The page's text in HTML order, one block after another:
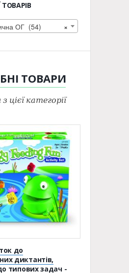
ТОВАРІВ
×
ОГ (54)
ТОВАРИ
цієї категорії
до
диктантів,
типових задач -